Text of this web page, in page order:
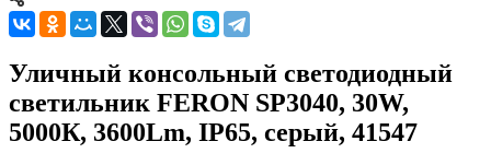
Уличный консольный светодиодный
светильник FERON SP3040, 30W,
5000К, 3600Lm, IP65, серый, 41547